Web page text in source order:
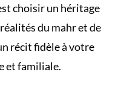
choisir un héritage
réalités du mahr et de
récit fidèle à votre
et familiale.